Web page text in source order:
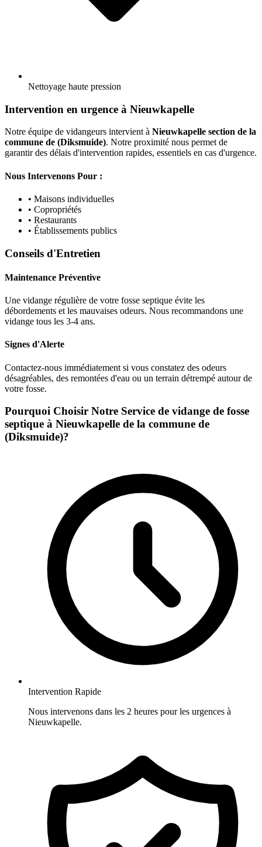
Nettoyage haute pression
Intervention en urgence à Nieuwkapelle
Notre équipe de vidangeurs intervient à Nieuwkapelle section de la
commune de (Diksmuide). Notre proximité nous permet de
garantir des délais d'intervention rapides, essentiels en cas d'urgence.
Nous Intervenons Pour :
• Maisons individuelles
• Copropriétés
• Restaurants
• Établissements publics
Conseils d'Entretien
Maintenance Préventive
Une vidange régulière de votre fosse septique évite les
débordements et les mauvaises odeurs. Nous recommandons une
vidange tous les 3-4 ans.
Signes d'Alerte
Contactez-nous immédiatement si vous constatez des odeurs
désagréables, des remontées d'eau ou un terrain détrempé autour de
votre fosse.
Pourquoi Choisir Notre Service de vidange de fosse
septique à Nieuwkapelle de la commune de
(Diksmuide)?
Intervention Rapide
Nous intervenons dans les 2 heures pour les urgences à
Nieuwkapelle.